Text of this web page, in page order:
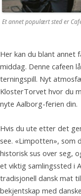
Et annet populært sted er
Her kan du blant annet
middag. Denne cafeen
terningspill. Nyt
KlosterTorvet hvor du
nyte Aalborg-ferien din.
Hvis du ute etter det
see. «Limpotten», som
historisk sus over seg,
et viktig samlingssted i
tradisjonell dansk mat
bekjentskap med